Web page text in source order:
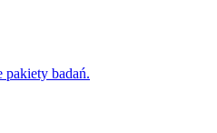
pakiety badań.